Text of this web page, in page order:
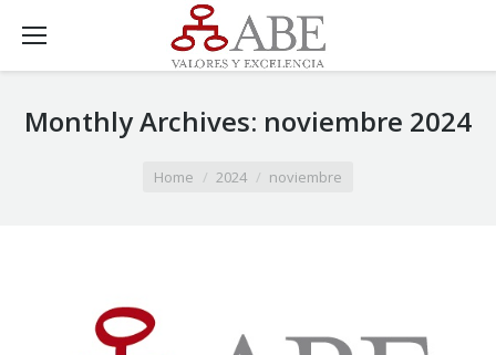
Monthly Archives: noviembre 2024
Home 2024 noviembre